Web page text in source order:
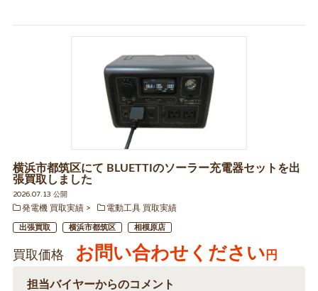
横浜市都筑区にて BLUETTIのソーラー充電器セットを出
張買取しました
2026.07.13 公開
発電機 買取実績
電動工具 買取実績
出張買取 横浜市都筑区 相模原店
買取価格 お問い合わせください 円
担当バイヤーからのコメント